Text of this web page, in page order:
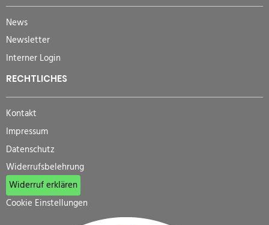
News
Newsletter
Interner Login
RECHTLICHES
Kontakt
Impressum
Datenschutz
Widerrufsbelehrung
Widerruf erklären
Cookie Einstellungen